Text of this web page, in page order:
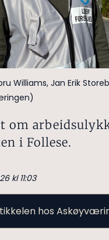
Williams, Jan Erik
om
i Follese.
kl 11:03
hos